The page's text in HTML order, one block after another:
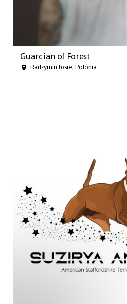
Guardian of Forest
Radzymin łosie, Polonia